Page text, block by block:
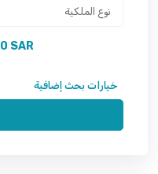
نوع الملكية
SAR
خيارات بحث إضافية